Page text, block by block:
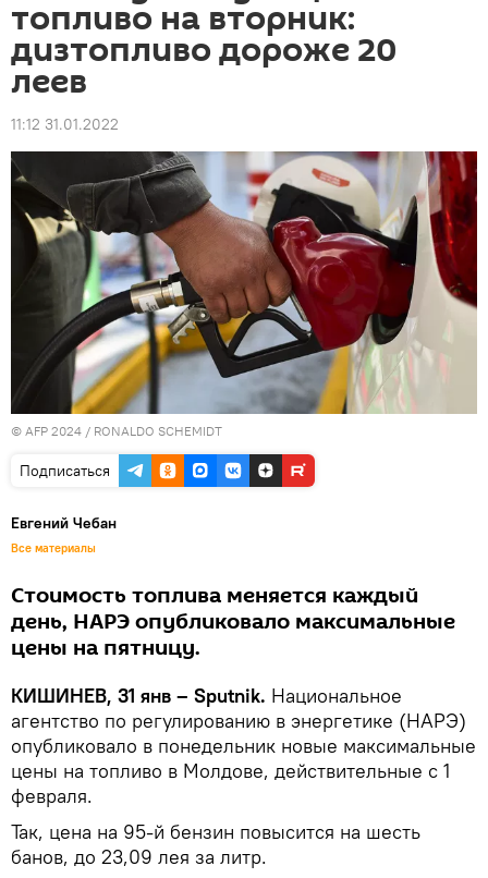
топливо на вторник:
дизтопливо дороже 20
леев
11:12 31.01.2022
© AFP 2024 / RONALDO SCHEMIDT
Подписаться
Евгений Чебан
Все материалы
Стоимость топлива меняется каждый
день, НАРЭ опубликовало максимальные
цены на пятницу.
КИШИНЕВ, 31 янв – Sputnik. Национальное
агентство по регулированию в энергетике (НАРЭ)
опубликовало в понедельник новые максимальные
цены на топливо в Молдове, действительные с 1
февраля.
Так, цена на 95-й бензин повысится на шесть
банов, до 23,09 лея за литр.